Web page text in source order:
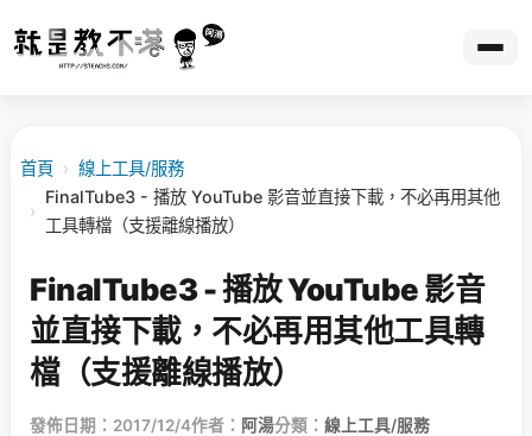
首頁 › 線上工具/服務
›
FinalTube3 - 播放 YouTube 影音並直接下載，不必再用其他
工具轉檔（支援離線播放）
FinalTube3 - 播放 YouTube 影音
並直接下載，不必再用其他工具轉
檔（支援離線播放）
發佈日期：2017/12/4作者： 阿湯分類： 線上工具/服務